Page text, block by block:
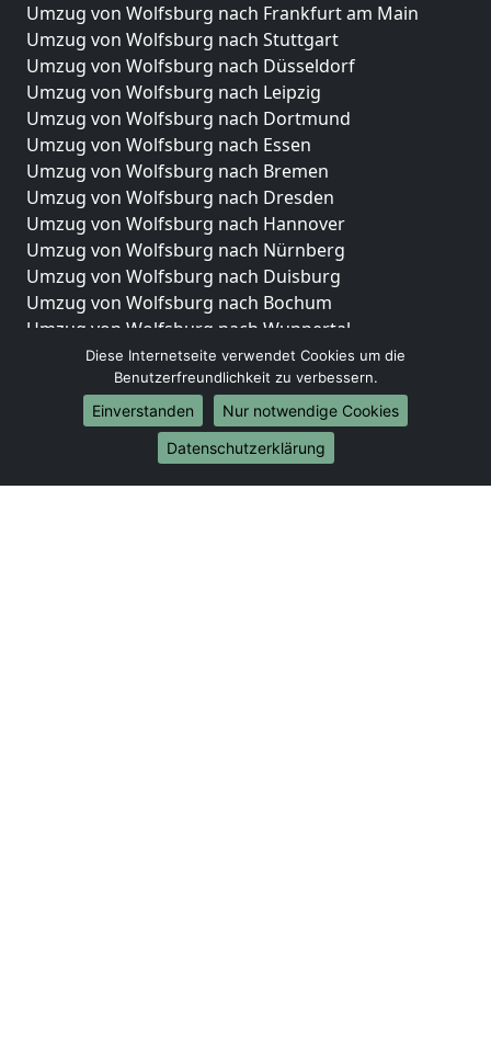
Umzug von Wolfsburg nach Frankfurt am Main
Umzug von Wolfsburg nach Stuttgart
Umzug von Wolfsburg nach Düsseldorf
Umzug von Wolfsburg nach Leipzig
Umzug von Wolfsburg nach Dortmund
Umzug von Wolfsburg nach Essen
Umzug von Wolfsburg nach Bremen
Umzug von Wolfsburg nach Dresden
Umzug von Wolfsburg nach Hannover
Umzug von Wolfsburg nach Nürnberg
Umzug von Wolfsburg nach Duisburg
Umzug von Wolfsburg nach Bochum
Umzug von Wolfsburg nach Wuppertal
Umzug von Wolfsburg nach Bielefeld
Umzug von Wolfsburg nach Bonn
Umzug von Wolfsburg nach Münster
Internationale-Umzüge
Umzug von Wolfsburg nach Brasilien
Diese Internetseite verwendet Cookies um die
Benutzerfreundlichkeit zu verbessern.
Einverstanden
Nur notwendige Cookies
Datenschutzerklärung